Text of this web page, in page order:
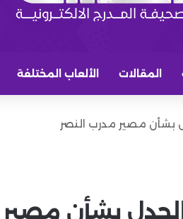
المقالات الألعاب المختلفة
بشأن مصير مدرب النصر
الجدل بشأن مصير